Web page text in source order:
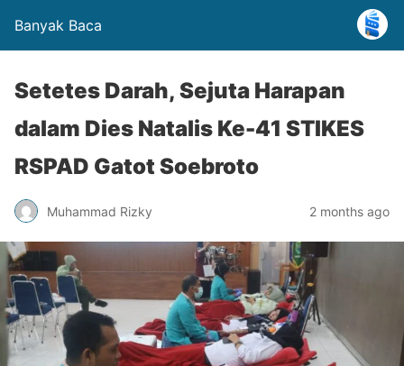
Banyak Baca
Setetes Darah, Sejuta Harapan
dalam Dies Natalis Ke-41 STIKES
RSPAD Gatot Soebroto
Muhammad Rizky 2 months ago